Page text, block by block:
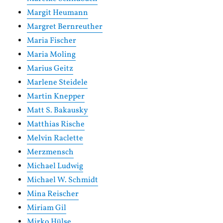
Margit Heumann
Margret Bernreuther
Maria Fischer
Maria Moling
Marius Geitz
Marlene Steidele
Martin Knepper
Matt S. Bakausky
Matthias Rische
Melvin Raclette
Merzmensch
Michael Ludwig
Michael W. Schmidt
Mina Reischer
Miriam Gil